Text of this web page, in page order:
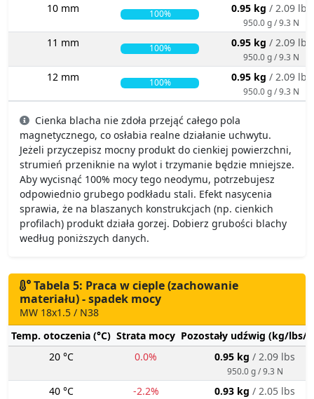
10 mm 100% 0.95 kg / 2.09 lbs
950.0 g / 9.3 N
11 mm 100% 0.95 kg / 2.09 lbs
950.0 g / 9.3 N
12 mm 100% 0.95 kg / 2.09 lbs
950.0 g / 9.3 N
Cienka blacha nie zdoła przejąć całego pola
magnetycznego, co osłabia realne działanie uchwytu.
Jeżeli przyczepisz mocny produkt do cienkiej powierzchni,
strumień przeniknie na wylot i trzymanie będzie mniejsze.
Aby wycisnąć 100% mocy tego neodymu, potrzebujesz
odpowiednio grubego podkładu stali. Efekt nasycenia
sprawia, że na blaszanych konstrukcjach (np. cienkich
profilach) produkt działa gorzej. Dobierz grubości blachy
według poniższych danych.
Tabela 5: Praca w cieple (zachowanie
materiału) - spadek mocy
MW 18x1.5 / N38
Temp. otoczenia (°C) Strata mocy Pozostały udźwig (kg/lbs/
20 °C
0.0% 0.95 kg / 2.09 lbs
950.0 g / 9.3 N
40 °C -2.2% 0.93 kg / 2.05 lbs